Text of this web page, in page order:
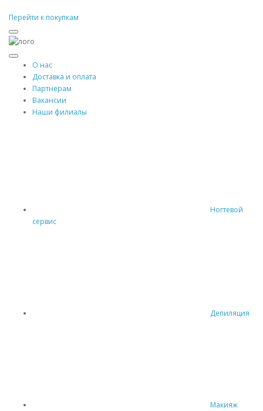
Перейти к покупкам
О нас
Доставка и оплата
Партнерам
Вакансии
Наши филиалы
Ногтевой
сервис
Депиляция
Макияж